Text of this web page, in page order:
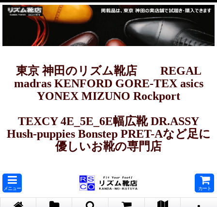
東京 神田のリズム靴店 REGAL
madras KENFORD GORE-TEX asics
YONEX MIZUNO Rockport
TEXCY 4E_5E_6E幅広靴 DR.ASSY
Hush-puppies Bonstep PRET-Aなど足に
優しいお靴の専門店
メニュー カート